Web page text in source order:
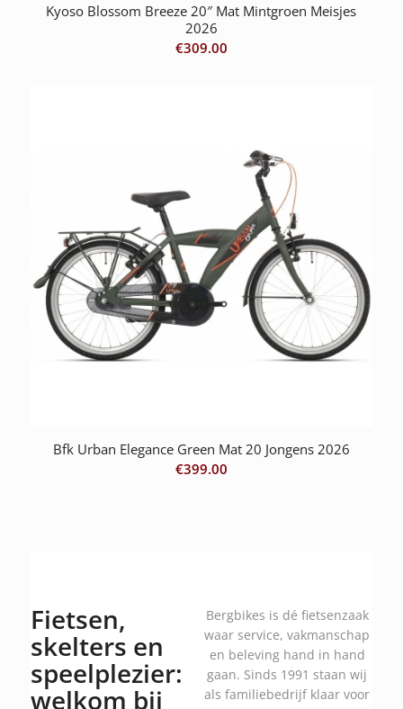
Kyoso Blossom Breeze 20″ Mat Mintgroen Meisjes
2026
€309.00
Bfk Urban Elegance Green Mat 20 Jongens 2026
€399.00
Fietsen,
skelters en
speelplezier:
welkom bij
Bergbikes is dé fietsenzaak
waar service, vakmanschap
en beleving hand in hand
gaan. Sinds 1991 staan wij
als familiebedrijf klaar voor